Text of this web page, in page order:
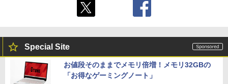
Special Site
お値段そのままでメモリ倍増！メモリ32GBの
「お得なゲーミングノート」